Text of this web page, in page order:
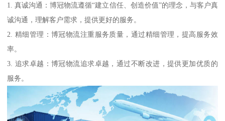
1. 真诚沟通：博冠物流遵循“建立信任、创造价值”的理念，与客户真
诚沟通，理解客户需求，提供更好的服务。
2. 精细管理：博冠物流注重服务质量，通过精细管理，提高服务效
率。
3. 追求卓越：博冠物流追求卓越，通过不断改进，提供更加优质的
服务。